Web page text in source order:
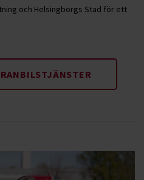
och Helsingborgs Stad för ett